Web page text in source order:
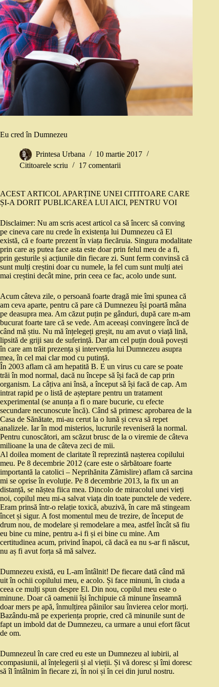
Eu cred în Dumnezeu
Printesa Urbana
10 martie 2017
Cititoarele scriu
17 comentarii
ACEST ARTICOL APARȚINE UNEI CITITOARE CARE
ȘI-A DORIT PUBLICAREA LUI AICI, PENTRU VOI
Disclaimer: Nu am scris acest articol ca să încerc să conving
pe cineva care nu crede în existența lui Dumnezeu că El
există, că e foarte prezent în viața fiecăruia. Singura modalitate
prin care aș putea face asta este doar prin felul meu de a fi,
prin gesturile și acțiunile din fiecare zi. Sunt ferm convinsă că
sunt mulți creștini doar cu numele, la fel cum sunt mulți atei
mai creștini decât mine, prin ceea ce fac, acolo unde sunt.
Acum câteva zile, o persoană foarte dragă mie îmi spunea că
am ceva aparte, pentru că pare că Dumnezeu își poartă mâna
pe deasupra mea. Am căzut puțin pe gânduri, după care m-am
bucurat foarte tare că se vede. Am aceeași convingere încă de
când mă știu. Nu mă înțelegeți greșit, nu am avut o viață lină,
lipsită de griji sau de suferință. Dar am cel puțin două povești
în care am trăit prezența și intervenția lui Dumnezeu asupra
mea, în cel mai clar mod cu putință.
În 2003 aflam că am hepatită B. E un virus cu care se poate
trăi în mod normal, dacă nu începe să își facă de cap prin
organism. La câțiva ani însă, a început să își facă de cap. Am
intrat rapid pe o listă de așteptare pentru un tratament
experimental (se anunța a fi o mare bucurie, cu efecte
secundare necunoscute încă). Când să primesc aprobarea de la
Casa de Sănătate, mi-au cerut la o lună și ceva să repet
analizele. Iar în mod misterios, lucrurile reveniseră la normal.
Pentru cunoscători, am scăzut brusc de la o viremie de câteva
milioane la una de câteva zeci de mii.
Al doilea moment de claritate îl reprezintă nașterea copilului
meu. Pe 8 decembrie 2012 (care este o sărbătoare foarte
importantă la catolici – Neprihănita Zămislire) aflam că sarcina
mi se oprise în evoluție. Pe 8 decembrie 2013, la fix un an
distanță, se năștea fiica mea. Dincolo de miracolul unei vieți
noi, copilul meu mi-a salvat viața din toate punctele de vedere.
Eram prinsă într-o relație toxică, abuzivă, în care mă stingeam
încet și sigur. A fost momentul meu de trezire, de început de
drum nou, de modelare și remodelare a mea, astfel încât să fiu
eu bine cu mine, pentru a-i fi și ei bine cu mine. Am
certitudinea acum, privind înapoi, că dacă ea nu s-ar fi născut,
nu aș fi avut forța să mă salvez.
Dumnezeu există, eu L-am întâlnit! De fiecare dată când mă
uit în ochii copilului meu, e acolo. Și face minuni, în ciuda a
ceea ce mulți spun despre El. Din nou, copilul meu este o
minune. Doar că oamenii își închipuie că minune înseamnă
doar mers pe apă, înmulțirea pâinilor sau învierea celor morți.
Bazându-mă pe experiența proprie, cred că minunile sunt de
fapt un imbold dat de Dumnezeu, ca urmare a unui efort făcut
de om.
Dumnezeul în care cred eu este un Dumnezeu al iubirii, al
compasiunii, al înțelegerii și al vieții. Și vă doresc și îmi doresc
să îl întâlnim în fiecare zi, în noi și în cei din jurul nostru.